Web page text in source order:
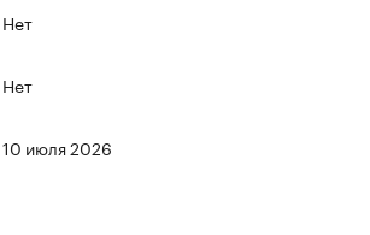
Нет
Нет
10 июля 2026